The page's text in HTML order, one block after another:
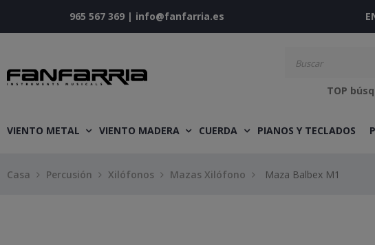
965 567 369 | info@fanfarria.es
TOP
VIENTO METAL VIENTO MADERA CUERDA PIANOS Y TECLADOS
Casa Percusión Xilófonos Mazas Xilófono Maza Balbex M1